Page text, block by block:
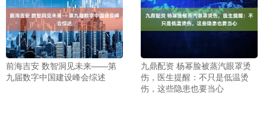
前海吉安 数智洞见未来——第
九届数字中国建设峰会综述
九鼎配资 杨幂脸被蒸汽眼罩烫
伤，医生提醒：不只是低温烫
伤，这些隐患也要当心